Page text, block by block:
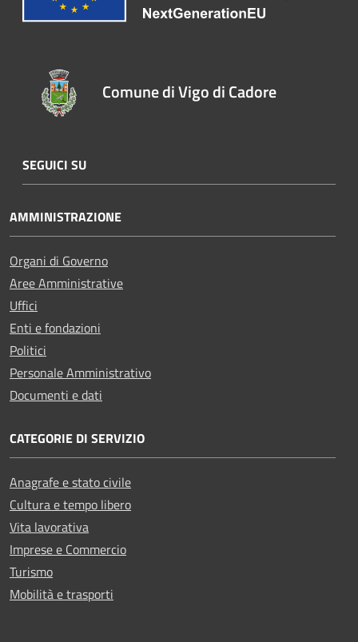
Comune di Vigo di Cadore
SEGUICI SU
AMMINISTRAZIONE
Organi di Governo
Aree Amministrative
Uffici
Enti e fondazioni
Politici
Personale Amministrativo
Documenti e dati
CATEGORIE DI SERVIZIO
Anagrafe e stato civile
Cultura e tempo libero
Vita lavorativa
Imprese e Commercio
Turismo
Mobilità e trasporti